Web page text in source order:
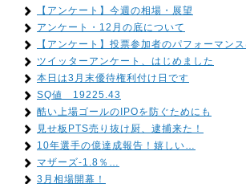
【アンケート】今週の相場・展望
アンケート・12月の底について
【アンケート】投票参加者のパフォーマンス
ツイッターアンケート、はじめました
本日は3月末優待権利付け日です
SQ値 19225.43
酷い上場ゴールのIPOを防ぐためにも
見せ板PTS売り抜け厨、逮捕来た！
10年選手の億達成報告！嬉しい…
マザーズ-1.8％…
3月相場開幕！